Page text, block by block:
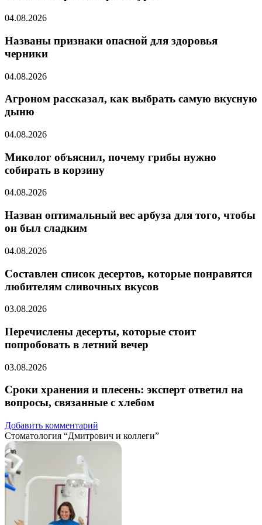
04.08.2026
Названы признаки опасной для здоровья
черники
04.08.2026
Агроном рассказал, как выбрать самую вкусную
дыню
04.08.2026
Миколог объяснил, почему грибы нужно
собирать в корзину
04.08.2026
Назван оптимальный вес арбуза для того, чтобы
он был сладким
04.08.2026
Составлен список десертов, которые понравятся
любителям сливочных вкусов
03.08.2026
Перечислены десерты, которые стоит
попробовать в летний вечер
03.08.2026
Сроки хранения и плесень: эксперт ответил на
вопросы, связанные с хлебом
Добавить комментарий
Стоматология “Дмитрович и коллеги”